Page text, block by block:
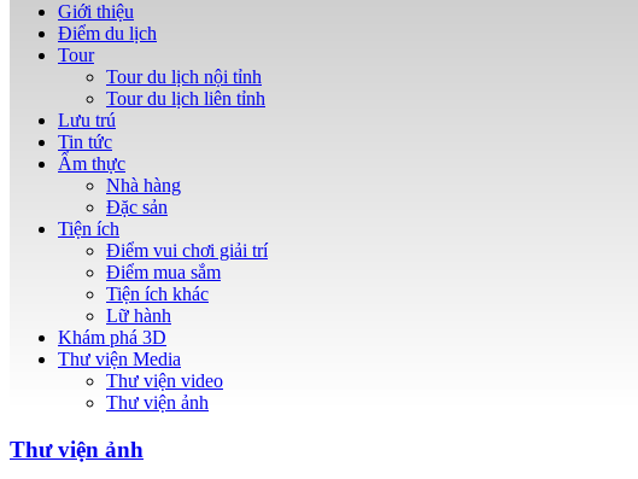
Giới thiệu
Điểm du lịch
Tour
Tour du lịch nội tỉnh
Tour du lịch liên tỉnh
Lưu trú
Tin tức
Ẩm thực
Nhà hàng
Đặc sản
Tiện ích
Điểm vui chơi giải trí
Điểm mua sắm
Tiện ích khác
Lữ hành
Khám phá 3D
Thư viện Media
Thư viện video
Thư viện ảnh
Thư viện ảnh